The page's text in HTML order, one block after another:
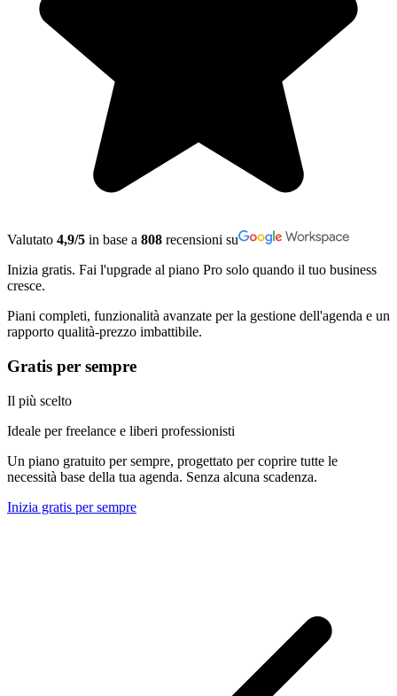
Valutato 4,9/5 in base a 808 recensioni su
Inizia gratis. Fai l'upgrade al piano Pro solo quando il tuo business
cresce.
Piani completi, funzionalità avanzate per la gestione dell'agenda e un
rapporto qualità-prezzo imbattibile.
Gratis per sempre
Il più scelto
Ideale per freelance e liberi professionisti
Un piano gratuito per sempre, progettato per coprire tutte le
necessità base della tua agenda. Senza alcuna scadenza.
Inizia gratis per sempre